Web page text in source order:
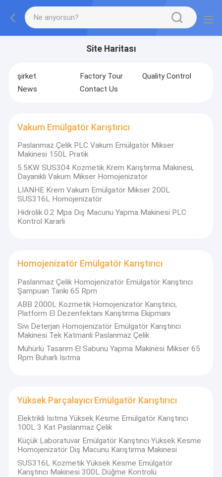
Site Haritası
şirket Factory Tour
Quality Control
News
Contact Us
Vakum Emülgatör Karıştırıcı
Paslanmaz Çelik PLC Vakum Emülgatör Mikser
Makinesi 150L Pratik
5.5KW SUS304 Kozmetik Krem Karıştırma Makinesi,
Dayanıklı Vakum Mikser Homojenizatör
LIANHE Krem Vakum Emülgatör Mikser 200L
SUS316L Homojenizatör
Hidrolik 0.2 Mpa Diş Macunu Yapma Makinesi PLC
Kontrol Kararlı
Homojenizatör Emülgatör Karıştırıcı
Paslanmaz Çelik Homojenizatör Emülgatör Karıştırıcı
Şampuan Tankı 65 Rpm
ABB 2000L Kozmetik Homojenizatör Karıştırıcı,
Platform El Dezenfektanı Karıştırma Ekipmanı
Sıvı Deterjan Homojenizatör Emülgatör Karıştırıcı
Makinesi Tek Katmanlı Paslanmaz Çelik
Mühürlü Tasarım El Sabunu Yapma Makinesi Mikser 65
Rpm Buharlı Isıtma
Yüksek Parçalayıcı Emülgatör Karıştırıcı
Elektrikli Isıtma Yüksek Kesme Emülgatör Karıştırıcı
100L 3 Kat Paslanmaz Çelik
Küçük Laboratuvar Emülgatör Karıştırıcı Yüksek Kesme
Homojenizatör Diş Macunu Karıştırma Makinesi
SUS316L Kozmetik Yüksek Kesme Emülgatör
Karıştırıcı Makinesi 300L Düğme Kontrolü